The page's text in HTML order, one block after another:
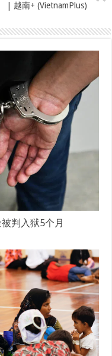
| 越南+ (VietnamPlus)
判入狱5个月